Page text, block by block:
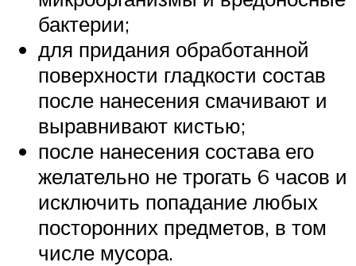
бактерии;
для придания обработанной
поверхности гладкости состав
после нанесения смачивают и
выравнивают кистью;
после нанесения состава его
желательно не трогать 6 часов и
исключить попадание любых
посторонних предметов, в том
числе мусора.